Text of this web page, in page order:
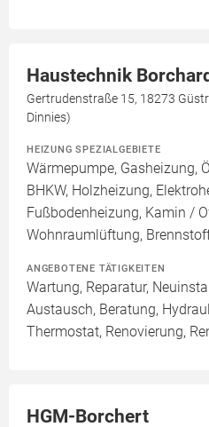
Haustechnik
Gertrudenstraße 15, 18273
Dinnies)
HEIZUNG SPEZIALGEBIETE
Wärmepumpe, Gasheizung,
BHKW, Holzheizung,
Fußbodenheizung, Kamin /
Wohnraumlüftung,
ANGEBOTENE TÄTIGKEITEN
Wartung, Reparatur,
Austausch, Beratung,
Thermostat, Renovierung,
HGM-Borchert